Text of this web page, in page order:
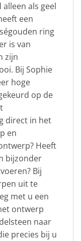
als geel
een
ring
is van
zijn
Bij Sophie
hoge
op de
direct in het
en
Heeft
bijzonder
Bij
uit te
met u een
ontwerp
naar
precies bij u